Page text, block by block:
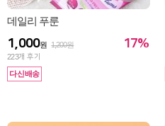
데일리 푸룬
1,000원 1,200원
223개 후기
17%
다신배송